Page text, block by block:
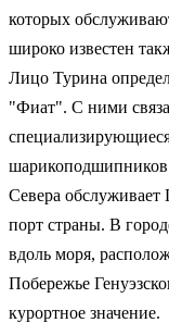
которых
широко известен
Лицо Турина
"Фиат". С ними
Севера
порт страны. В
вдоль моря,
Побережье
курортное значение.